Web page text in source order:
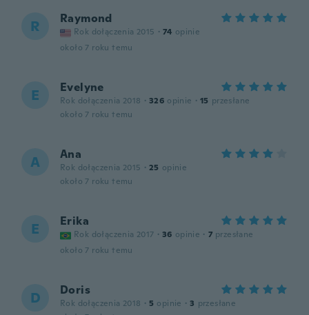
R Raymond
Rok dołączenia 2015 · 74 opinie
około 7 roku temu
E Evelyne
Rok dołączenia 2018 · 326 opinie · 15 przesłane
około 7 roku temu
A Ana
Rok dołączenia 2015 · 25 opinie
około 7 roku temu
E Erika
Rok dołączenia 2017 · 36 opinie · 7 przesłane
około 7 roku temu
D Doris
Rok dołączenia 2018 · 5 opinie · 3 przesłane